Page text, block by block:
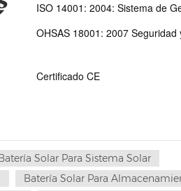
ISO 14001: 2004: Sistema de
OHSAS 18001: 2007 Seguridad
Certificado CE
Solar Para Sistema Solar
Batería Solar Para